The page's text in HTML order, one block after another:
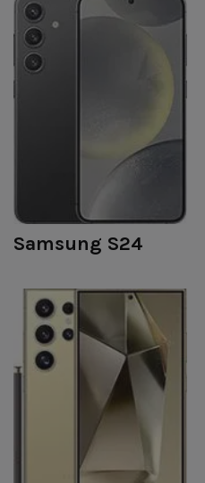
Samsung S24